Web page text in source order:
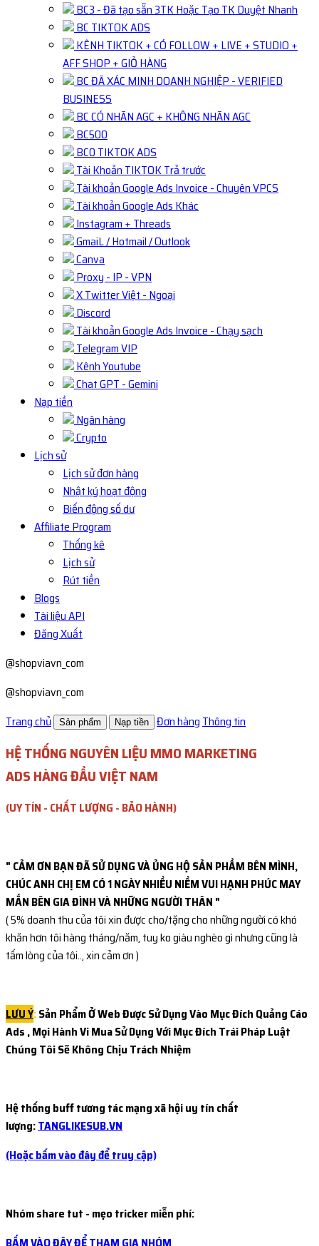
BC3 - Đã tạo sẵn 3TK Hoặc Tạo TK Duyệt Nhanh
BC TIKTOK ADS
KÊNH TIKTOK + CÓ FOLLOW + LIVE + STUDIO +
AFF SHOP + GIỎ HÀNG
BC ĐÃ XÁC MINH DOANH NGHIỆP - VERIFIED
BUSINESS
BC CÓ NHÃN AGC + KHÔNG NHÃN AGC
BC500
BC0 TIKTOK ADS
Tài Khoản TIKTOK Trả trước
Tài khoản Google Ads Invoice - Chuyên VPCS
Tài khoản Google Ads Khác
Instagram + Threads
GmaiL / Hotmail / Outlook
Canva
Proxy - IP - VPN
X Twitter Việt - Ngoại
Discord
Tài khoản Google Ads Invoice - Chạy sạch
Telegram VIP
Kênh Youtube
Chat GPT - Gemini
Nạp tiền
Ngân hàng
Crypto
Lịch sử
Lịch sử đơn hàng
Nhật ký hoạt động
Biến động số dư
Affiliate Program
Thống kê
Lịch sử
Rút tiền
Blogs
Tài liệu API
Đăng Xuất
@shopviavn_com
@shopviavn_com
Trang chủ
Sản phẩm Nạp tiền Đơn hàng Thông tin
HỆ THỐNG NGUYÊN LIỆU MMO MARKETING
ADS HÀNG ĐẦU VIỆT NAM
(UY TÍN - CHẤT LƯỢNG - BẢO HÀNH)
" CẢM ƠN BẠN ĐÃ SỬ DỤNG VÀ ỦNG HỘ SẢN PHẦM BÊN MÌNH,
CHÚC ANH CHỊ EM CÓ 1 NGÀY NHIỀU NIỀM VUI HẠNH PHÚC MAY
MẮN BÊN GIA ĐÌNH VÀ NHỮNG NGƯỜI THÂN "
( 5% doanh thu của tôi xin được cho/tặng cho những người có khó
khăn hơn tôi hàng tháng/năm, tuy ko giàu nghèo gì nhưng cũng là
tấm lòng của tôi.., xin cảm ơn )
LƯU Ý:Sản Phẩm Ở Web Được Sử Dụng Vào Mục Đích Quảng Cáo
Ads , Mọi Hành Vi Mua Sử Dụng Với Mục Đích Trái Pháp Luật
Chúng Tôi Sẽ Không Chịu Trách Nhiệm
Hệ thống buff tương tác mạng xã hội uy tín chất
lượng:TANGLIKESUB.VN
(Hoặc bấm vào đây để truy cập)
Nhóm share tut - mẹo tricker miễn phí: